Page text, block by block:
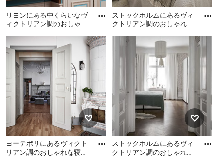
リヨンにある中くらいなヴ
ィクトリアン調のおしゃれ
無垢フローリング、ベージ
ュ
リヨンにある中くらいなヴ
ィクトリアン調のおしゃれ
な客用寝室 (青い壁、淡色無
垢フローリング、ベージュ
の床)
ストックホルムにあるヴィ
クトリアン調のおしゃれな
ストックホルムにあるヴィ
クトリアン調のおしゃれな
寝室
ヨーテボリにあるヴィクト
リアン調のおしゃれな寝室
ストックホルムにあるヴィ
クトリアン調のおしゃれな